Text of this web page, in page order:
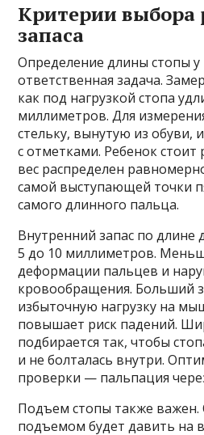
Критерии выбора
запаса
Определение длины стопы
ответственная задача.
как под нагрузкой стопа
миллиметров. Для
стельку, вынутую из
с отметками. Ребенок стоит
вес распределен
самой выступающей точки
самого длинного пальца.
Внутренний запас по длине
5 до 10 миллиметров.
деформации пальцев и
кровообращения. Больший
избыточную нагрузку на
повышает риск падений.
подбирается так, чтобы
и не болталась внутри.
проверки — пальпация
Подъем стопы также
подъемом будет давить на